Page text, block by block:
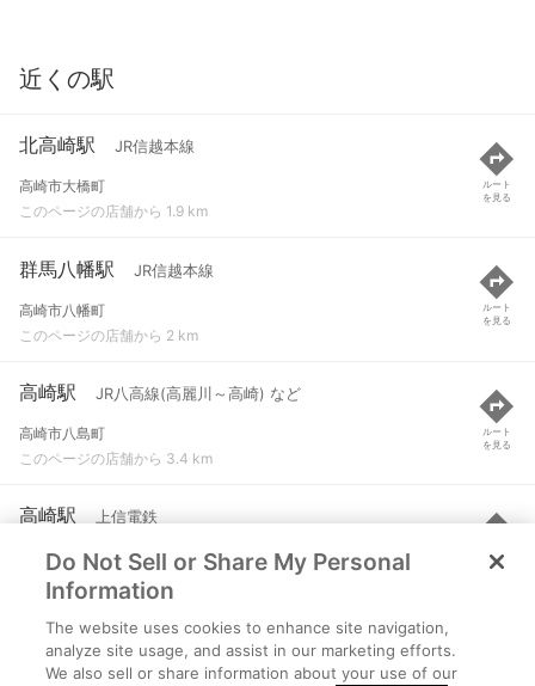
近くの駅
北高崎駅 JR信越本線
高崎市大橋町
このページの店舗から 1.9 km
ルート
を見る
群馬八幡駅 JR信越本線
高崎市八幡町
このページの店舗から 2 km
ルート
を見る
高崎駅 JR八高線(高麗川～高崎) など
高崎市八島町
このページの店舗から 3.4 km
ルート
を見る
高崎駅 上信電鉄
高崎市八島町
このページの店舗から 3.4 km
ルート
を見る
高崎問屋町駅 JR両毛線 など
高崎市貝沢町７１５番地
Do Not Sell or Share My Personal
Information
The website uses cookies to enhance site navigation,
analyze site usage, and assist in our marketing efforts.
We also sell or share information about your use of our